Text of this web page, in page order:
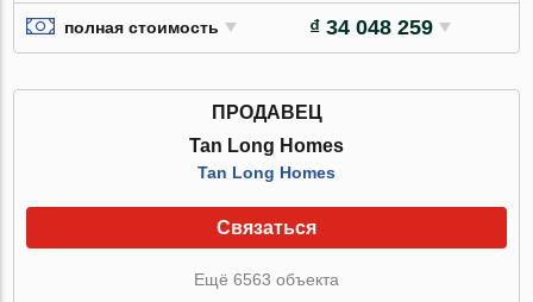
полная стоимость ₫ 34 048 259
ПРОДАВЕЦ
Tan Long Homes
Tan Long Homes
Связаться
Ещё 6563 объекта